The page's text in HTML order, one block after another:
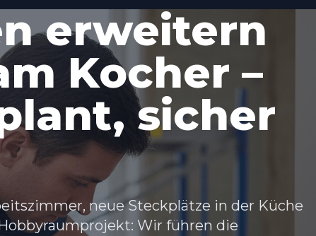
erweitern
Kocher –
sicher
neue Steckplätze in der Küche
Wir führen die